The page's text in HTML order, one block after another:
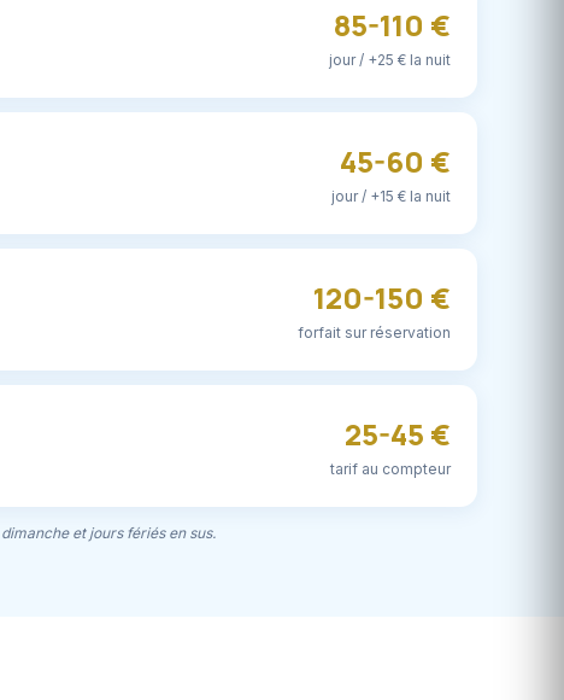
85-110 €
jour / +25 € la nuit
45-60 €
jour / +15 € la nuit
120-150 €
forfait sur réservation
25-45 €
tarif au compteur
et jours fériés en sus.